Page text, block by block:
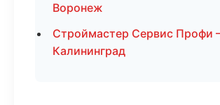
Воронеж
Строймастер Сервис Профи
Калининград